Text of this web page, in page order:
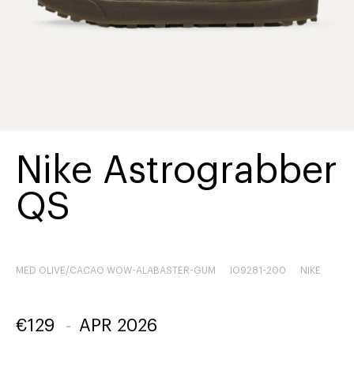
Nike Astrograbber
QS
MED OLIVE/CACAO WOW-ALABASTER-GUM IO9281-200 NIKE
€129 - APR 2026